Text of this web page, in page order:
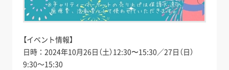
【イベント情報】
日時：2024年10月26日（土）12:30〜15:30／27日（日）
9:30～15:30